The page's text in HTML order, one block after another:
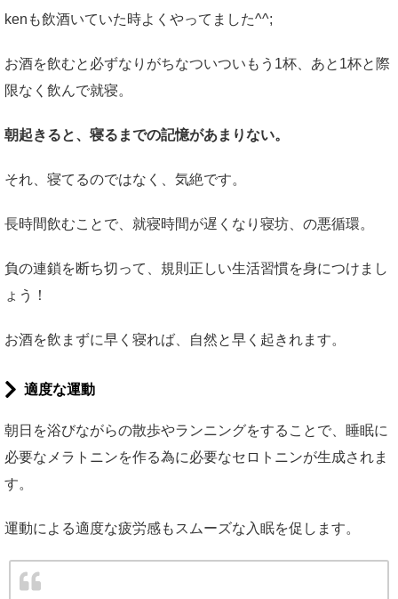
kenも飲酒いていた時よくやってました^^;
お酒を飲むと必ずなりがちなついついもう1杯、あと1杯と際
限なく飲んで就寝。
朝起きると、寝るまでの記憶があまりない。
それ、寝てるのではなく、気絶です。
長時間飲むことで、就寝時間が遅くなり寝坊、の悪循環。
負の連鎖を断ち切って、規則正しい生活習慣を身につけまし
ょう！
お酒を飲まずに早く寝れば、自然と早く起きれます。
適度な運動
朝日を浴びながらの散歩やランニングをすることで、睡眠に
必要なメラトニンを作る為に必要なセロトニンが生成されま
す。
運動による適度な疲労感もスムーズな入眠を促します。